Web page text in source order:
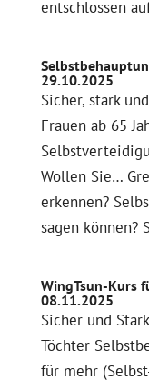
entschlossen
29.10.2025
Sicher, stark
Frauen ab 65
Wollen Sie…
erkennen?
sagen können?
WingTsun-Kurs
08.11.2025
Sicher und
Töchter
für mehr